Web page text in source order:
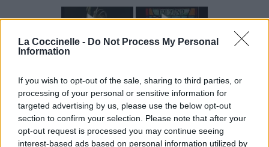
La Coccinelle - Do Not Process My Personal
Information
If you wish to opt-out of the sale, sharing to third parties, or
processing of your personal or sensitive information for
targeted advertising by us, please use the below opt-out
section to confirm your selection. Please note that after your
opt-out request is processed you may continue seeing
interest-based ads based on personal information utilized by
Paroles Téléchargement
Vidéos
Commentaires
folk